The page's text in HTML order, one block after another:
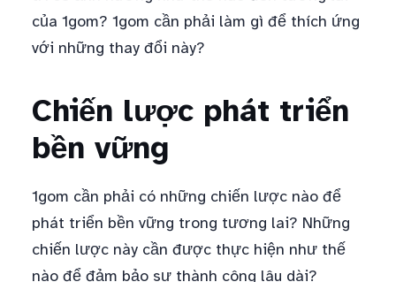
của 1gom? 1gom cần phải làm gì để thích ứng
với những thay đổi này?
Chiến lược phát triển
bền vững
1gom cần phải có những chiến lược nào để
phát triển bền vững trong tương lai? Những
chiến lược này cần được thực hiện như thế
nào để đảm bảo sự thành công lâu dài?